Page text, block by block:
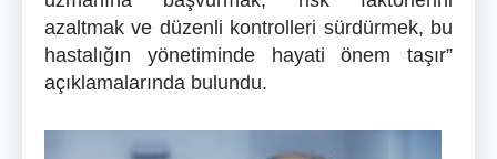
azaltmak ve düzenli kontrolleri sürdürmek, bu
hastalığın yönetiminde hayati önem taşır”
açıklamalarında bulundu.